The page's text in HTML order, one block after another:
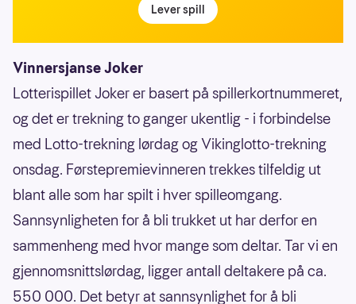
Lever spill
Vinnersjanse Joker
Lotterispillet Joker er basert på spillerkortnummeret,
og det er trekning to ganger ukentlig - i forbindelse
med Lotto-trekning lørdag og Vikinglotto-trekning
onsdag. Førstepremievinneren trekkes tilfeldig ut
blant alle som har spilt i hver spilleomgang.
Sannsynligheten for å bli trukket ut har derfor en
sammenheng med hvor mange som deltar. Tar vi en
gjennomsnittslørdag, ligger antall deltakere på ca.
550 000. Det betyr at sannsynlighet for å bli